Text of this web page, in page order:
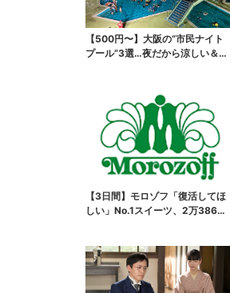
【500円〜】大阪の“市民ナイト
プール”3選…夜だから涼しい＆コ
【3日間】モロゾフ「復活してほ
しい」No.1スイーツ、2万3865